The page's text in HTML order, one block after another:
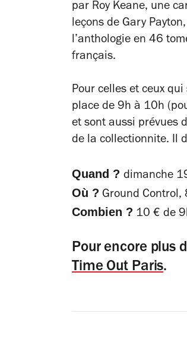
par Roy Keane, une
leçons de Gary
l’anthologie en 46
français.
Pour celles et ceux
place de 9h à 10h
et sont aussi prévues
de la collectionnite. Il
Quand ? dimanche
Où ? Ground Control,
Combien ? 10 € de
Pour encore plus
Time Out Paris.